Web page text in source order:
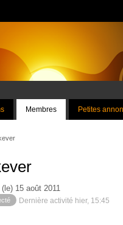
Membres Petites
(le) 15 août 2011
Dernière activité hier, 15:45